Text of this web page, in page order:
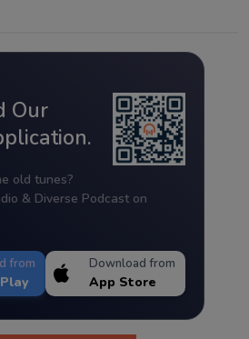
Our
old tunes?
& Diverse Podcast on
from Download from
App Store